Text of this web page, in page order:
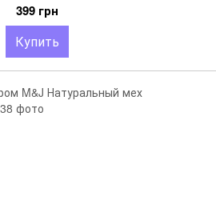
399 грн
Купить